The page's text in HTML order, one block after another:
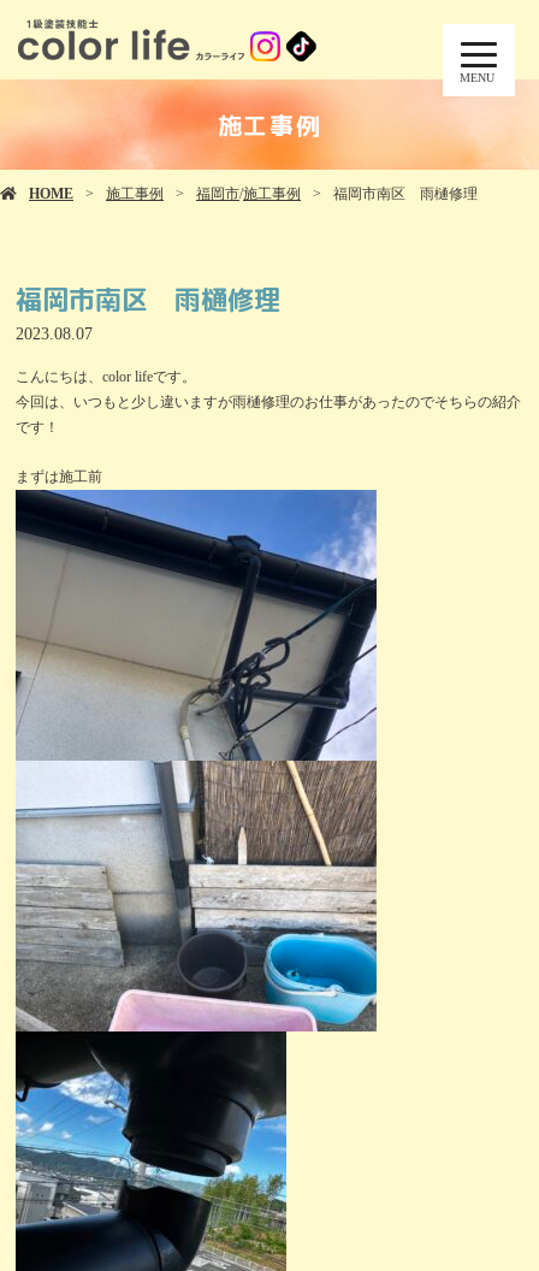
MENU
施工事例
HOME 施工事例 福岡市/施工事例 福岡市南区 雨樋修理
福岡市南区 雨樋修理
2023.08.07
こんにちは、color lifeです。
今回は、いつもと少し違いますが雨樋修理のお仕事があったのでそちらの紹介
です！
まずは施工前